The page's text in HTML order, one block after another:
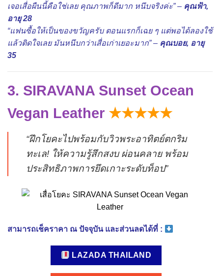
เจอเสื่อผืนนี้คือใช่เลย คุณภาพก็ดีมาก หนึบจริงค่ะ” – คุณฟ้า,
อายุ 28
“แฟนซื้อให้เป็นของขวัญครับ ตอนแรกก็เฉย ๆ แต่พอได้ลองใช้
แล้วติดใจเลย มันหนึบกว่าเสื่อเก่าเยอะมาก” – คุณบอย, อายุ
35
3. SIRAVANA Sunset Ocean
Vegan Leather ★★★★★
“ฝึกโยคะไปพร้อมกับวิวพระอาทิตย์ตกริม
ทะเล! ให้ความรู้สึกสงบ ผ่อนคลาย พร้อม
ประสิทธิภาพการยึดเกาะระดับท็อป”
สามารถเช็คราคา ณ ปัจจุบัน และส่วนลดได้ที่ :
LAZADA THAILAND